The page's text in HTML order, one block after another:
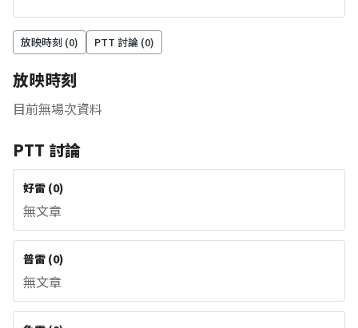
放映時刻 (0) PTT 討論 (0)
放映時刻
目前無場次資料
PTT 討論
好雷 (0)
無文章
普雷 (0)
無文章